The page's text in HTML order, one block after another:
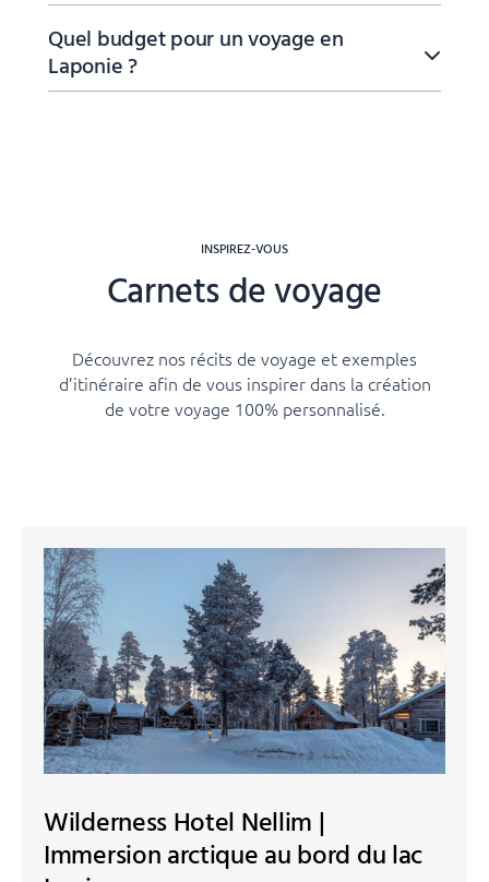
Quel budget pour un voyage en
Laponie ?
INSPIREZ-VOUS
Carnets de voyage
Découvrez nos récits de voyage et exemples
d’itinéraire afin de vous inspirer dans la création
de votre voyage 100% personnalisé.
Wilderness Hotel Nellim |
Immersion arctique au bord du lac